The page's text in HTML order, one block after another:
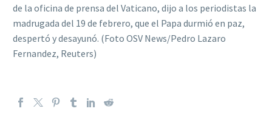
de la oficina de prensa del Vaticano, dijo a los periodistas la
madrugada del 19 de febrero, que el Papa durmió en paz,
despertó y desayunó. (Foto OSV News/Pedro Lazaro
Fernandez, Reuters)